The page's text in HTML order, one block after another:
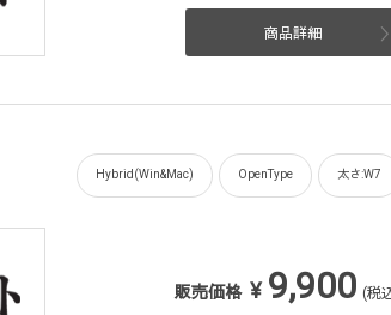
商品詳細
Hybrid(Win&Mac) OpenType 太さ:W7
販売価格 ¥ 9,900 (税